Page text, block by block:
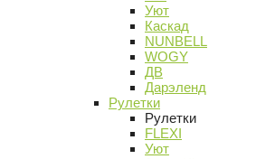
Уют
Каскад
NUNBELL
WOGY
ДВ
Дарэленд
Рулетки
Рулетки
FLEXI
Уют